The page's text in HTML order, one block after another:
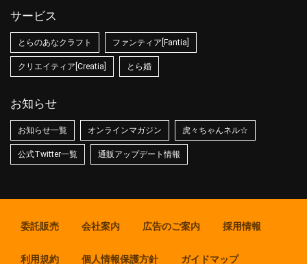
サービス
とらのあなクラフト ファンティア[Fantia]
クリエイティア[Creatia] とら婚
お知らせ
お知らせ一覧 オンラインマガジン 虎々ちゃんネル☆
公式Twitter一覧 通販アップデート情報
委託販売 会社案内 広告のご案内 採用情報
利用規約 個人情報保護方針 ガイドマップ